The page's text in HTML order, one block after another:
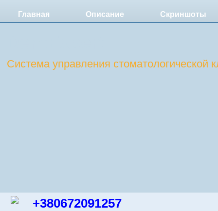
Главная Описание Скриншоты
Система управления стоматологической
+380672091257